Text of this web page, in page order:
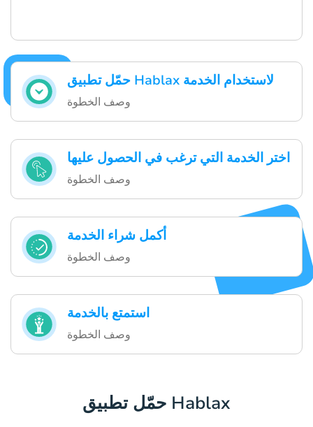
حمّل تطبيق Hablax لاستخدام الخدمة
وصف الخطوة
اختر الخدمة التي ترغب في الحصول عليها
وصف الخطوة
أكمل شراء الخدمة
وصف الخطوة
استمتع بالخدمة
وصف الخطوة
حمّل تطبيق Hablax